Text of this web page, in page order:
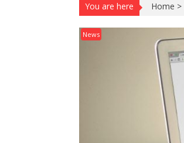
You are here Home >
News